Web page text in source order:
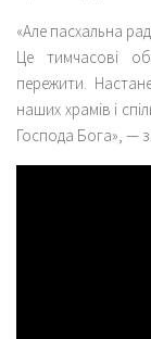
«Але пасхальна
Це тимчасові
пережити.
наших храмів і
Господа Бога», —